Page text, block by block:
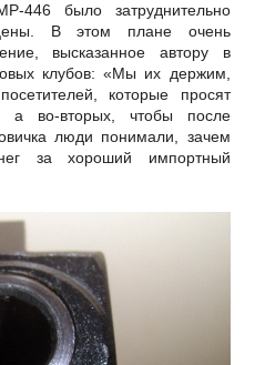
446 было затруднительно
В этом плане очень
высказанное автору в
клубов: «Мы их держим,
которые просят
а во-вторых, чтобы после
люди понимали, зачем
за хороший импортный